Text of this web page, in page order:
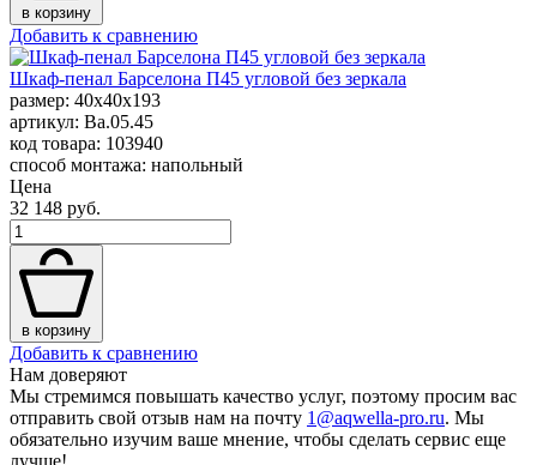
в корзину
Добавить к сравнению
Шкаф-пенал Барселона П45 угловой без зеркала
размер: 40x40x193
артикул: Ba.05.45
код товара: 103940
способ монтажа: напольный
Цена
32 148 руб.
в корзину
Добавить к сравнению
Нам доверяют
Мы стремимся повышать качество услуг, поэтому просим вас
отправить свой отзыв нам на почту 1@aqwella-pro.ru. Мы
обязательно изучим ваше мнение, чтобы сделать сервис еще
лучше!